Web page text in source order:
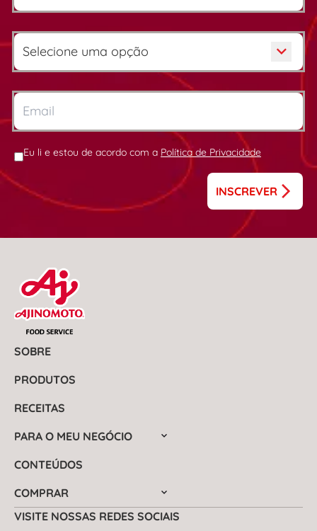
Eu li e estou de acordo com a Política de Privacidade
INSCREVER
SOBRE
PRODUTOS
RECEITAS
PARA O MEU NEGÓCIO
CONTEÚDOS
COMPRAR
VISITE NOSSAS REDES SOCIAIS